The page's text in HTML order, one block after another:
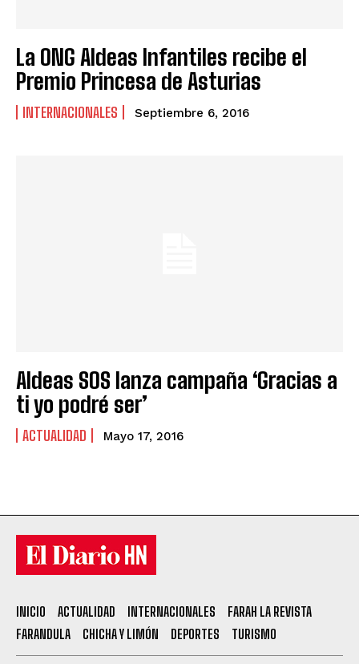
La ONG Aldeas Infantiles recibe el
Premio Princesa de Asturias
INTERNACIONALES Septiembre 6, 2016
Aldeas SOS lanza campaña ‘Gracias a
ti yo podré ser’
ACTUALIDAD Mayo 17, 2016
INICIO ACTUALIDAD INTERNACIONALES
FARAH LA REVISTA
FARANDULA
CHICHA Y LIMÓN DEPORTES TURISMO